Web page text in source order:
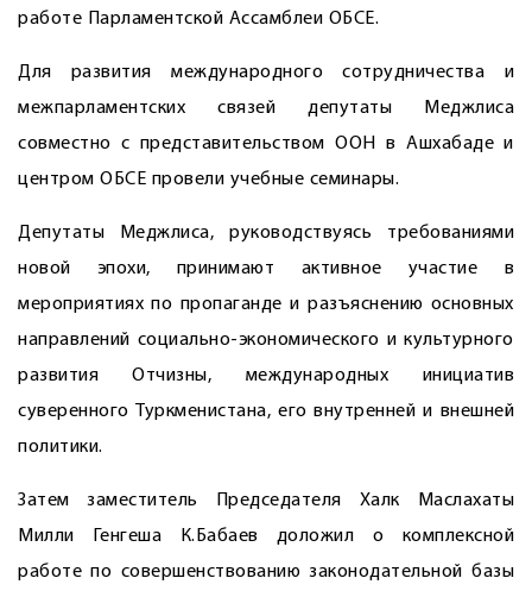
работе Парламентской Ассамблеи ОБСЕ.
Для развития международного сотрудничества и
межпарламентских связей депутаты Меджлиса
совместно с представительством ООН в Ашхабаде и
центром ОБСЕ провели учебные семинары.
Депутаты Меджлиса, руководствуясь требованиями
новой эпохи, принимают активное участие в
мероприятиях по пропаганде и разъяснению основных
направлений социально-экономического и культурного
развития Отчизны, международных инициатив
суверенного Туркменистана, его внутренней и внешней
политики.
Затем заместитель Председателя Халк Маслахаты
Милли Генгеша К.Бабаев доложил о комплексной
работе по совершенствованию законодательной базы